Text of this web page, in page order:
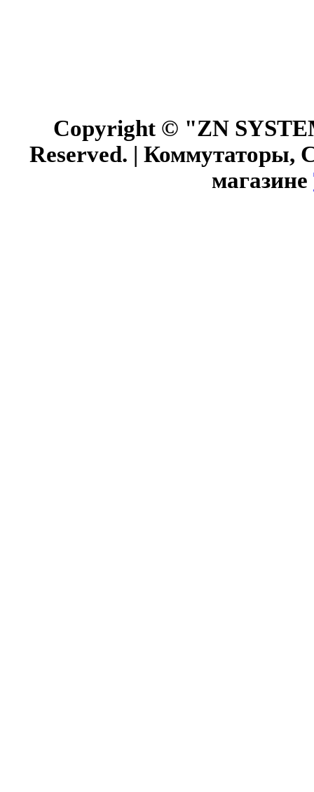
Copyright © "ZN
Reserved. | Коммутаторы,
магазине